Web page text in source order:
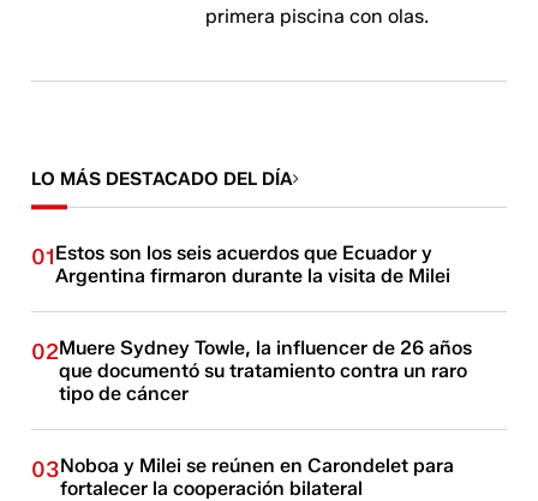
primera piscina con olas.
LO MÁS DESTACADO DEL DÍA
01Estos son los seis acuerdos que Ecuador y
Argentina firmaron durante la visita de Milei
02Muere Sydney Towle, la influencer de 26 años
que documentó su tratamiento contra un raro
tipo de cáncer
03Noboa y Milei se reúnen en Carondelet para
fortalecer la cooperación bilateral